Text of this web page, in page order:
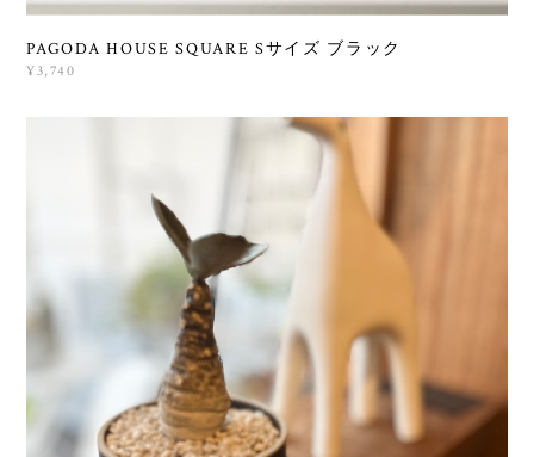
PAGODA HOUSE SQUARE Sサイズ ブラック
¥3,740